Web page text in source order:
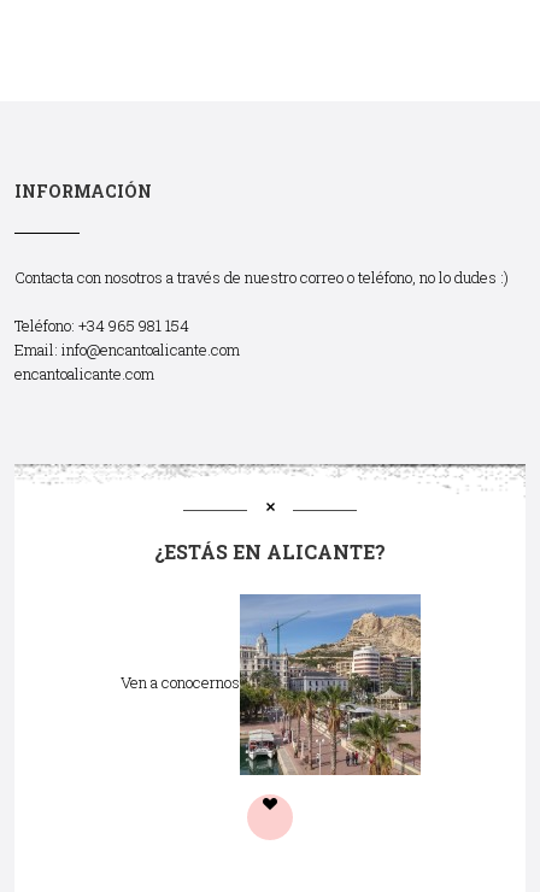
INFORMACIÓN
Contacta con nosotros a través de nuestro correo o teléfono, no lo dudes :)
Teléfono: +34 965 981 154
Email: info@encantoalicante.com
encantoalicante.com
¿ESTÁS EN ALICANTE?
Ven a conocernos